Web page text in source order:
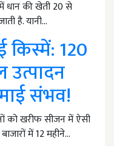
धान की खेती 20 से
है. यानी…
किस्में: 120
उत्पादन
संभव!
को खरीफ सीजन में ऐसी
में 12 महीने…